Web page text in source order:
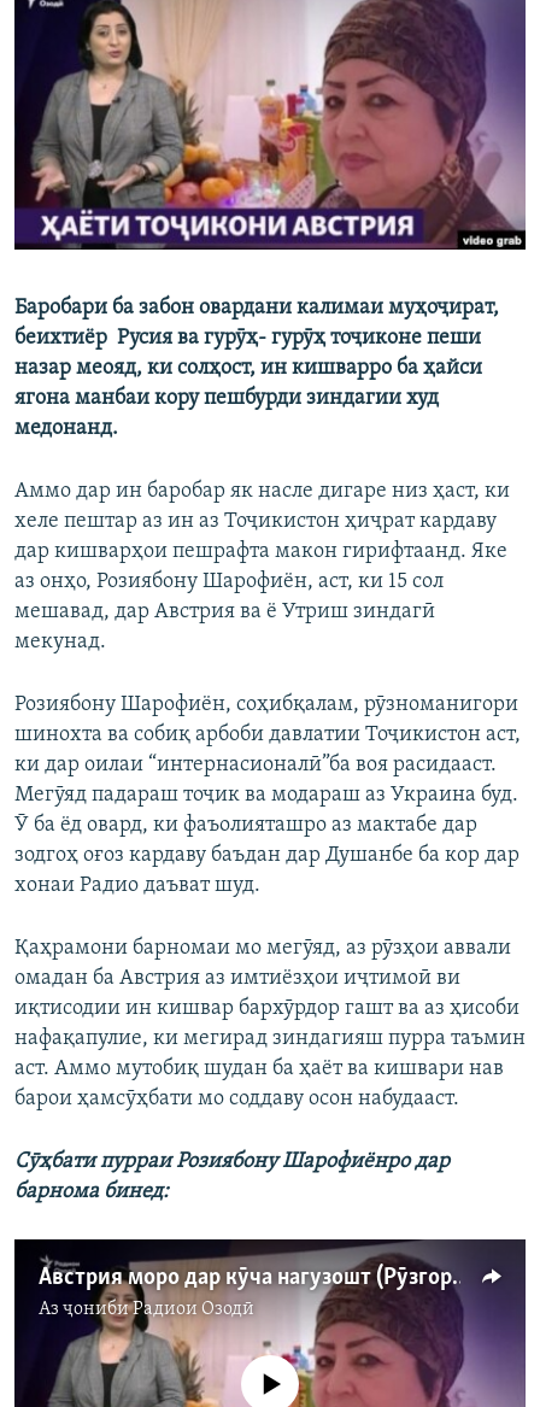
ГУЗОРИШҲОИ РАДИОӢ
Русский
ПАЙГИРӢ КУНЕД
Баробари ба забон овардани калимаи муҳоҷират,
беихтиёр Русия ва гурӯҳ- гурӯҳ тоҷиконе пеши
назар меояд, ки солҳост, ин кишварро ба ҳайси
ягона манбаи кору пешбурди зиндагии худ
медонанд.
Аммо дар ин баробар як насле дигаре низ ҳаст, ки
хеле пештар аз ин аз Тоҷикистон ҳиҷрат кардаву
дар кишварҳои пешрафта макон гирифтаанд. Яке
аз онҳо, Розиябону Шарофиён, аст, ки 15 сол
мешавад, дар Австрия ва ё Утриш зиндагӣ
мекунад.
Розиябону Шарофиён, соҳибқалам, рӯзноманигори
шинохта ва собиқ арбоби давлатии Тоҷикистон аст,
ки дар оилаи “интернасионалӣ”ба воя расидааст.
Мегӯяд падараш тоҷик ва модараш аз Украина буд.
Ӯ ба ёд овард, ки фаъолияташро аз мактабе дар
зодгоҳ оғоз кардаву баъдан дар Душанбе ба кор дар
хонаи Радио даъват шуд.
Қаҳрамони барномаи мо мегӯяд, аз рӯзҳои аввали
омадан ба Австрия аз имтиёзҳои иҷтимоӣ ви
иқтисодии ин кишвар бархӯрдор гашт ва аз ҳисоби
нафақапулие, ки мегирад зиндагияш пурра таъмин
аст. Аммо мутобиқ шудан ба ҳаёт ва кишвари нав
барои ҳамсӯҳбати мо соддаву осон набудааст.
Сӯҳбати пурраи Розиябону Шарофиёнро дар
барнома бинед:
Австрия моро дар кӯча нагузошт (Рӯзгори муҳоҷир #17)
Аз ҷонибиРадиои Озодӣ
Феълан кор намекунад